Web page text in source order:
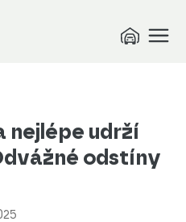
nejlépe udrží
odstíny